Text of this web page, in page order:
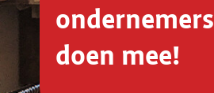
ondernemers
doen mee!